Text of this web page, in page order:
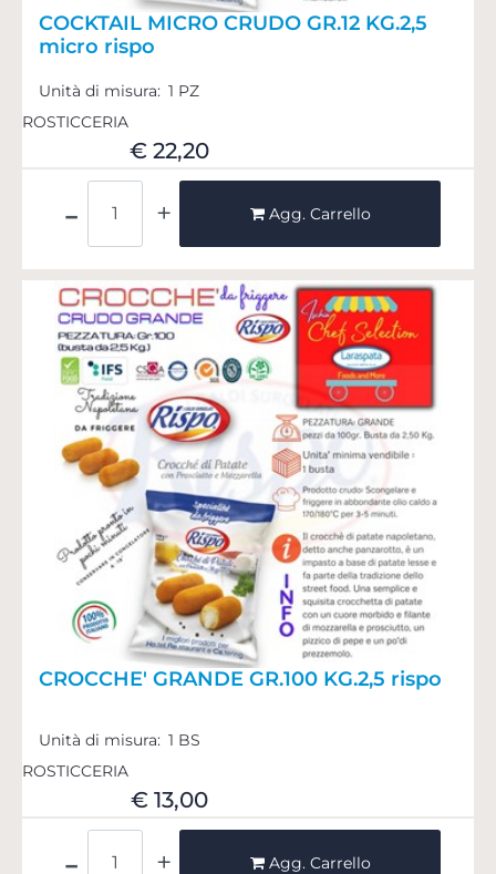
COCKTAIL MICRO CRUDO GR.12 KG.2,5
micro rispo
Unità di misura: 1 PZ
ROSTICCERIA
€ 22,20
Agg. Carrello
CROCCHE' GRANDE GR.100 KG.2,5 rispo
Unità di misura: 1 BS
ROSTICCERIA
€ 13,00
Agg. Carrello